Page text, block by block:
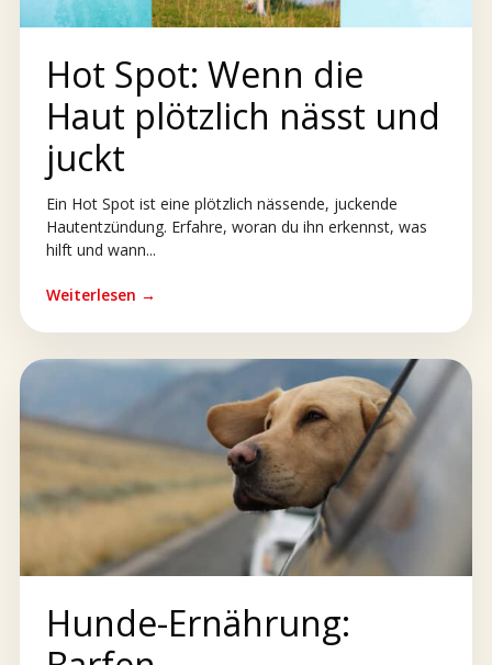
Hot Spot: Wenn die
Haut plötzlich nässt und
juckt
Ein Hot Spot ist eine plötzlich nässende, juckende
Hautentzündung. Erfahre, woran du ihn erkennst, was
hilft und wann...
Weiterlesen →
Hunde-Ernährung: